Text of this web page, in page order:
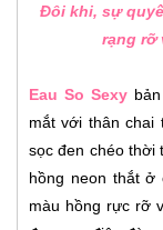
Đôi khi, sự
rạng rỡ
Eau So Sexybản
mắt với thân chai
sọc đen chéo thời
hồng neon thắt
màu hồng rực rỡ